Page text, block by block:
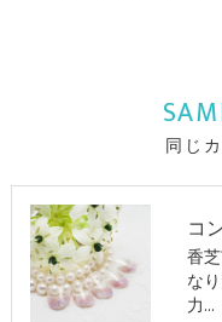
同じ
コ
香
な
力…